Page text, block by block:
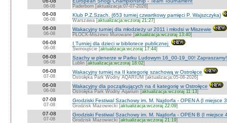
06-08 Paderborn [aktualizacja:07-07-2026]
06-08
06-08
Klub P.Z.Szach. (653 turniej czwartkowy pamięci P. Wajszczyka)
Warszawa [aktualizacja:wczoraj 21:27]
06-08
06-08
Wakacyjny turniej dla młodzieży ur 2011 i młodsi w Miszewie
PŁOCK-Miszewo Murowane [aktualizacja:wczoraj 13:40]
06-08
06-08
I Turniej dla dzieci w bibliotece publicznej
Świnoujście [aktualizacja:wczoraj 17:44]
06-08
06-08
Szachy w plenerze w Parku Ludowym 16_00-19_00! Zapraszamy!
Lublin [aktualizacja:wczoraj 18:02]
06-08
07-08
Wakacyjny turniej na II kategorię szachową w Ostrołęce
Ostrołęka Park Wodny AQARIUM [aktualizacja:05-08-2026]
06-08
06-08
Wakacyjny dla początkujących na 4 kategorię w Ostrołęce
Ostrołęka Park Wodny Aqarium [aktualizacja:wczoraj 11:13]
07-08
07-08
Grodziski Festiwal Szachowy im. M. Najdorfa - OPEN A (I miejsce
Grodzisk Mazowiecki [aktualizacja:wczoraj 22:09]
07-08
07-08
Grodziski Festiwal Szachowy im. M. Najdorfa - OPEN B (I miejsce
Grodzisk Mazowiecki [aktualizacja:wczoraj 21:19]